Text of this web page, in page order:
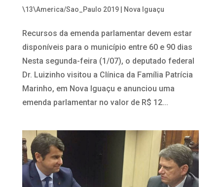
\13\America/Sao_Paulo 2019| Nova Iguaçu
Recursos da emenda parlamentar devem estar
disponíveis para o município entre 60 e 90 dias
Nesta segunda-feira (1/07), o deputado federal
Dr. Luizinho visitou a Clínica da Família Patrícia
Marinho, em Nova Iguaçu e anunciou uma
emenda parlamentar no valor de R$ 12...